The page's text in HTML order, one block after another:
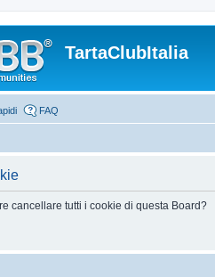
TartaClubItalia
FAQ
cancellare tutti i cookie di questa Board?